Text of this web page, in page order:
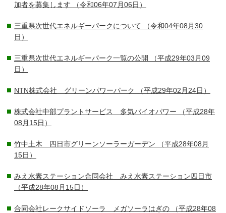
加者を募集します （令和06年07月06日）
三重県次世代エネルギーパークについて （令和04年08月30
日）
三重県次世代エネルギーパーク一覧の公開
（平成29年03月09
日）
NTN株式会社 グリーンパワーパーク （平成29年02月24日）
株式会社中部プラントサービス 多気バイオパワー （平成28年
08月15日）
竹中土木 四日市グリーンソーラーガーデン （平成28年08月
15日）
みえ水素ステーション合同会社 みえ水素ステーション四日市
（平成28年08月15日）
合同会社レークサイドソーラ メガソーラはぎの （平成28年08